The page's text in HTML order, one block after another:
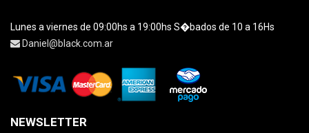
Lunes a viernes de 09:00hs a 19:00hs S�bados de 10 a 16Hs
Daniel@black.com.ar
NEWSLETTER